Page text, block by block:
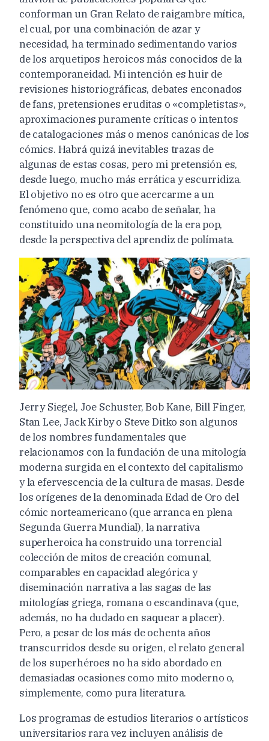
conforman un Gran Relato de raigambre mítica,
el cual, por una combinación de azar y
necesidad, ha terminado sedimentando varios
de los arquetipos heroicos más conocidos de la
contemporaneidad. Mi intención es huir de
revisiones historiográficas, debates enconados
de fans, pretensiones eruditas o «completistas»,
aproximaciones puramente críticas o intentos
de catalogaciones más o menos canónicas de los
cómics. Habrá quizá inevitables trazas de
algunas de estas cosas, pero mi pretensión es,
desde luego, mucho más errática y escurridiza.
El objetivo no es otro que acercarme a un
fenómeno que, como acabo de señalar, ha
constituido una neomitología de la era pop,
desde la perspectiva del aprendiz de polímata.
Jerry Siegel, Joe Schuster, Bob Kane, Bill Finger,
Stan Lee, Jack Kirby o Steve Ditko son algunos
de los nombres fundamentales que
relacionamos con la fundación de una mitología
moderna surgida en el contexto del capitalismo
y la efervescencia de la cultura de masas. Desde
los orígenes de la denominada Edad de Oro del
cómic norteamericano (que arranca en plena
Segunda Guerra Mundial), la narrativa
superheroica ha construido una torrencial
colección de mitos de creación comunal,
comparables en capacidad alegórica y
diseminación narrativa a las sagas de las
mitologías griega, romana o escandinava (que,
además, no ha dudado en saquear a placer).
Pero, a pesar de los más de ochenta años
transcurridos desde su origen, el relato general
de los superhéroes no ha sido abordado en
demasiadas ocasiones como mito moderno o,
simplemente, como pura literatura.
Los programas de estudios literarios o artísticos
universitarios rara vez incluyen análisis de